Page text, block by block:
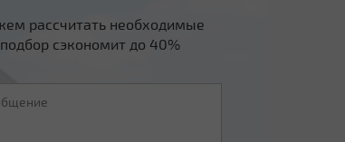
рассчитать необходимые
сэкономит до 40%